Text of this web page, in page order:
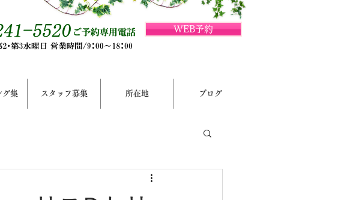
WEB予約
グ集 スタッフ募集 所在地 ブログ